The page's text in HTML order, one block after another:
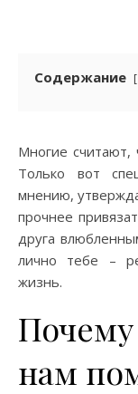
Содержание
Многие считают, что ролевые игры – это излишество.
Только вот
мнению,
прочнее
друга
лично тебе –
жизнь.
нам